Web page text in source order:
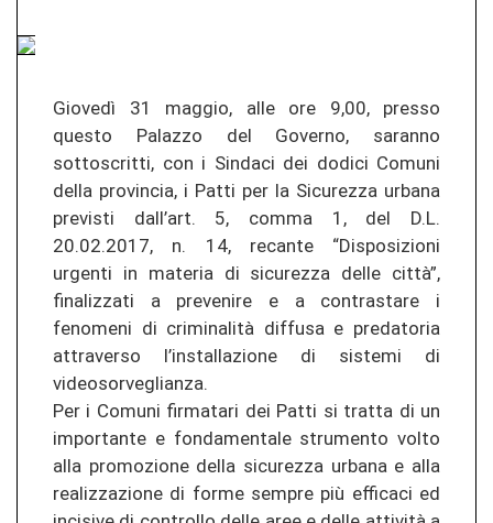
Giovedì 31 maggio, alle ore 9,00, presso
questo Palazzo del Governo, saranno
sottoscritti, con i Sindaci dei dodici Comuni
della provincia, i Patti per la Sicurezza urbana
previsti dall’art. 5, comma 1, del D.L.
20.02.2017, n. 14, recante “Disposizioni
urgenti in materia di sicurezza delle città”,
finalizzati a prevenire e a contrastare i
fenomeni di criminalità diffusa e predatoria
attraverso l’installazione di sistemi di
videosorveglianza.
Per i Comuni firmatari dei Patti si tratta di un
importante e fondamentale strumento volto
alla promozione della sicurezza urbana e alla
realizzazione di forme sempre più efficaci ed